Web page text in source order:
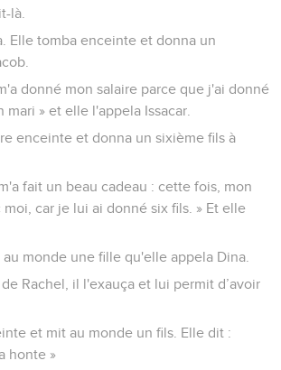
là.
Elle tomba enceinte et donna un
donné mon salaire parce que j'ai donné
mari » et elle l'appela Issacar.
enceinte et donna un sixième fils à
fait un beau cadeau : cette fois, mon
moi, car je lui ai donné six fils. » Et elle
monde une fille qu'elle appela Dina.
Rachel, il l'exauça et lui permit d’avoir
et mit au monde un fils. Elle dit :
honte »